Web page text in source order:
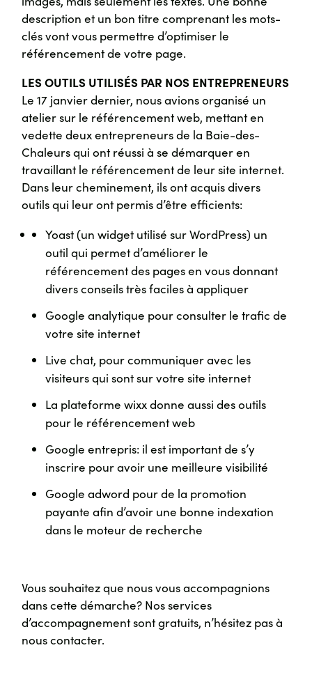
description et un bon titre comprenant les mots-
clés vont vous permettre d’optimiser le
référencement de votre page.
LES OUTILS UTILISÉS PAR NOS ENTREPRENEURS
Le 17 janvier dernier, nous avions organisé un
atelier sur le référencement web, mettant en
vedette deux entrepreneurs de la Baie-des-
Chaleurs qui ont réussi à se démarquer en
travaillant le référencement de leur site internet.
Dans leur cheminement, ils ont acquis divers
outils qui leur ont permis d’être efficients:
Yoast (un widget utilisé sur WordPress) un
outil qui permet d’améliorer le
référencement des pages en vous donnant
divers conseils très faciles à appliquer
Google analytique pour consulter le trafic de
votre site internet
Live chat, pour communiquer avec les
visiteurs qui sont sur votre site internet
La plateforme wixx donne aussi des outils
pour le référencement web
Google entrepris: il est important de s’y
inscrire pour avoir une meilleure visibilité
Google adword pour de la promotion
payante afin d’avoir une bonne indexation
dans le moteur de recherche
Vous souhaitez que nous vous accompagnions
dans cette démarche? Nos services
d’accompagnement sont gratuits, n’hésitez pas à
nous contacter.